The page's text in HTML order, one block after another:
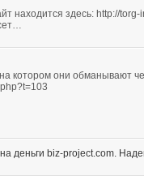
находится здесь: http://
котором они обманывают
деньги biz-project.com.